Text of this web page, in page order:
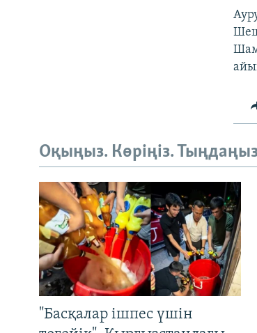
Оқыңыз. Көріңіз.
"Басқалар ішпес үшін